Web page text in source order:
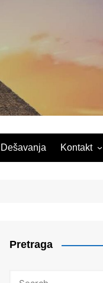
Dešavanja Kontakt
Pretraga